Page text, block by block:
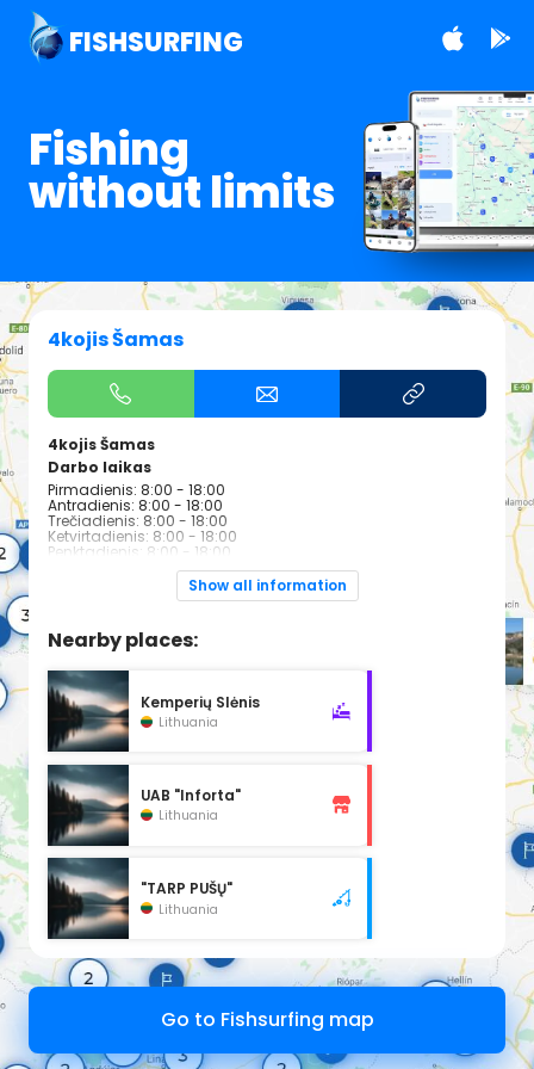
FISHSURFING
Fishing
without limits
4kojis Šamas
4kojis Šamas
Darbo laikas
Pirmadienis: 8:00 - 18:00
Antradienis: 8:00 - 18:00
Trečiadienis: 8:00 - 18:00
Ketvirtadienis: 8:00 - 18:00
Penktadienis: 8:00 - 18:00
Šeštadienis: 7:00 - 15:00
Sekmadienis: 8:00 - 12:00Show all information
Nearby places:
Kemperių Slėnis
Lithuania
UAB "Inforta"
Lithuania
"TARP PUŠŲ"
Lithuania
Go to Fishsurfing map